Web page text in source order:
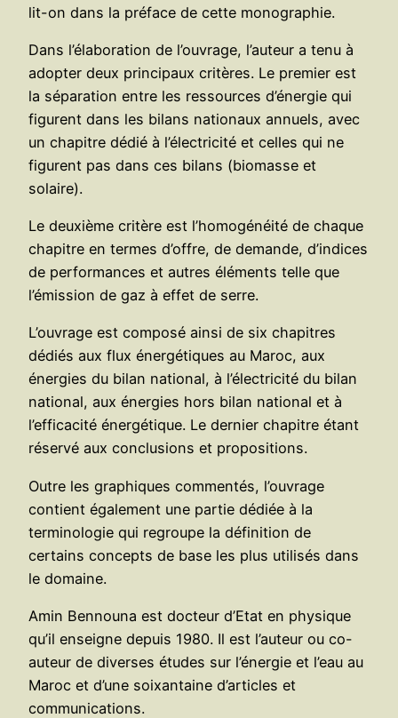
lit-on dans la préface de cette monographie.
Dans l’élaboration de l’ouvrage, l’auteur a tenu à
adopter deux principaux critères. Le premier est
la séparation entre les ressources d’énergie qui
figurent dans les bilans nationaux annuels, avec
un chapitre dédié à l’électricité et celles qui ne
figurent pas dans ces bilans (biomasse et
solaire).
Le deuxième critère est l’homogénéité de chaque
chapitre en termes d’offre, de demande, d’indices
de performances et autres éléments telle que
l’émission de gaz à effet de serre.
L’ouvrage est composé ainsi de six chapitres
dédiés aux flux énergétiques au Maroc, aux
énergies du bilan national, à l’électricité du bilan
national, aux énergies hors bilan national et à
l’efficacité énergétique. Le dernier chapitre étant
réservé aux conclusions et propositions.
Outre les graphiques commentés, l’ouvrage
contient également une partie dédiée à la
terminologie qui regroupe la définition de
certains concepts de base les plus utilisés dans
le domaine.
Amin Bennouna est docteur d’Etat en physique
qu’il enseigne depuis 1980. Il est l’auteur ou co-
auteur de diverses études sur l’énergie et l’eau au
Maroc et d’une soixantaine d’articles et
communications.